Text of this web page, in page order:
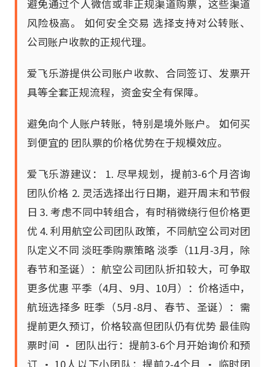
避免通过个人微信或非正规渠道购票，这些渠道
风险极高。 如何安全交易 选择支持对公转账、
公司账户收款的正规代理。
爱飞乐游提供公司账户收款、合同签订、发票开
具等全套正规流程，资金安全有保障。
避免向个人账户转账，特别是境外账户。 如何买
到便宜的 团队票的价格优势在于规模效应。
爱飞乐游建议： 1. 尽早规划，提前3-6个月咨询
团队价格 2. 灵活选择出行日期，避开周末和节假
日 3. 考虑不同中转组合，有时稍微绕行但价格更
优 4. 利用航空公司团队政策，不同航空公司对团
队定义不同 淡旺季购票策略 淡季（11月-3月，除
春节和圣诞）：航空公司团队折扣较大，可争取
更多优惠 平季（4月、9月、10月）：价格适中，
航班选择多 旺季（5月-8月、春节、圣诞）：需
提前更久预订，价格较高但团队仍有优势 最佳购
票时间 • 团队出行：提前3-6个月开始询价和预